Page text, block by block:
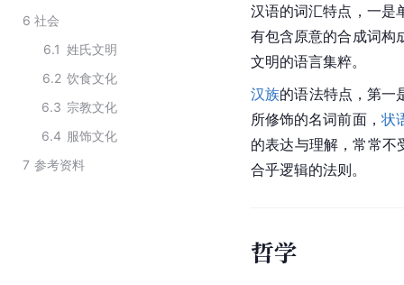
6 社会
6.1 姓氏文明
6.2 饮食文化
6.3 宗教文化
6.4 服饰文化
7 参考资料
汉语的词汇特点，一是
有包含原意的合成词构
文明的语言集粹。
汉族的语法特点，第
所修饰的名词前面， 状
的表达与理解，常常不
合乎逻辑的法则。
哲学